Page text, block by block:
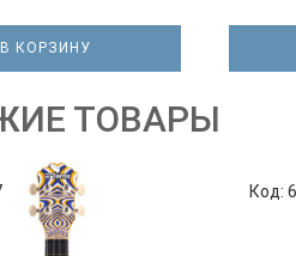
В КОРЗИНУ
ТОВАРЫ
Код: